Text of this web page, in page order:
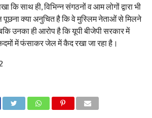
कि साथ ही, विभिन्न संगठनों व आम लोगों द्वारा भी
क्या अनुचित है कि वे मुस्लिम नेताओं से मिलने
उनका ही आरोप है कि यूपी बीजेपी सरकार में
में फंसाकर जेल में कैद रखा जा रहा है।